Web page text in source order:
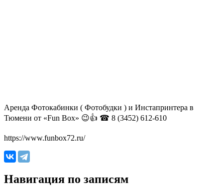
Аренда Фотокабинки ( Фотобудки ) и Инстапринтера в
Тюмени от «Fun Box» 😉👍 ☎ 8 (3452) 612-610
https://www.funbox72.ru/
Навигация по записям